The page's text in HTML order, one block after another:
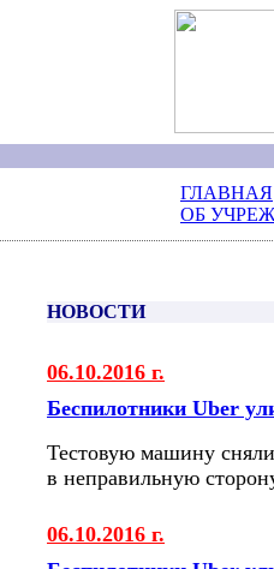
ГЛАВНАЯ
ОБ
НОВОСТИ
06.10.2016 г.
Беспилотники Uber
Тестовую машину
в неправильную
06.10.2016 г.